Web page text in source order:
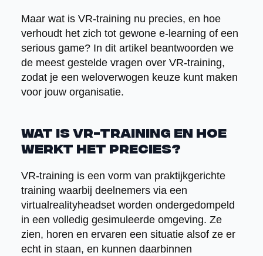
Maar wat is VR-training nu precies, en hoe
verhoudt het zich tot gewone e-learning of een
serious game? In dit artikel beantwoorden we
de meest gestelde vragen over VR-training,
zodat je een weloverwogen keuze kunt maken
voor jouw organisatie.
Wat is VR-training en hoe
werkt het precies?
VR-training is een vorm van praktijkgerichte
training waarbij deelnemers via een
virtualrealityheadset worden ondergedompeld
in een volledig gesimuleerde omgeving. Ze
zien, horen en ervaren een situatie alsof ze er
echt in staan, en kunnen daarbinnen